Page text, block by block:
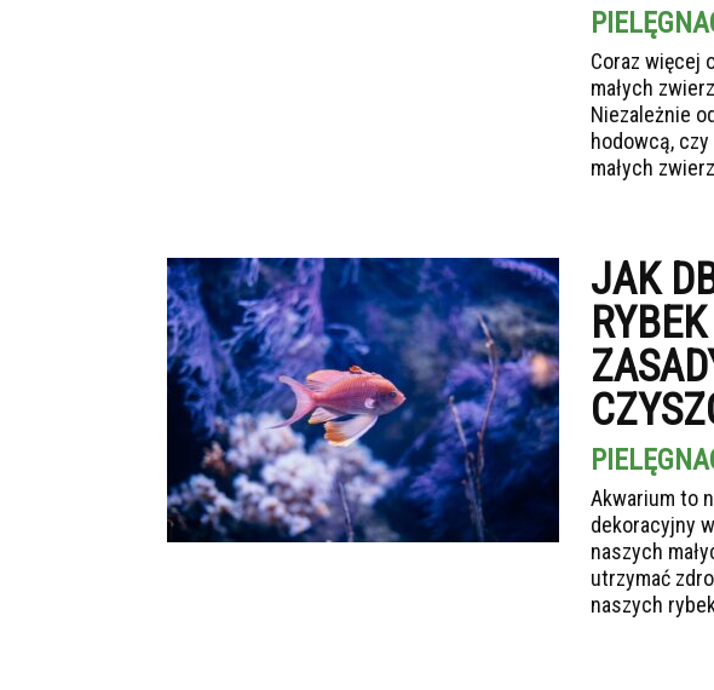
Coraz więcej
małych
Niezależnie
hodowcą,
małych
JAK
Akwarium to
dekoracyjny
naszych
utrzymać
naszych